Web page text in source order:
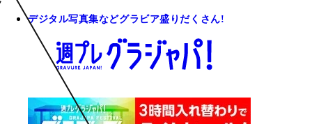
デジタル写真集などグラビア盛りだくさん!